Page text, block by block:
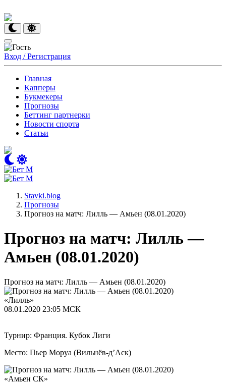
Вход / Регистрация
Главная
Капперы
Букмекеры
Прогнозы
Беттинг партнерки
Новости спорта
Статьи
Stavki.blog
Прогнозы
Прогноз на матч: Лилль — Амьен (08.01.2020)
Прогноз на матч: Лилль —
Амьен (08.01.2020)
Прогноз на матч: Лилль — Амьен (08.01.2020)
«Лилль»
08.01.2020 23:05 МСК
Турнир: Франция. Кубок Лиги
Место: Пьер Моруа (Вильнёв-д’Аск)
«Амьен СК»